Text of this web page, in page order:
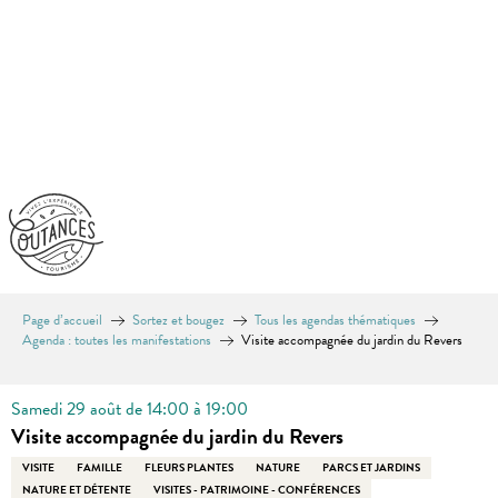
Page d’accueil Sortez et bougez
Tous les agendas thématiques
Agenda : toutes les manifestations
Visite accompagnée du jardin du Revers
Samedi 29 août de 14:00 à 19:00
Visite accompagnée du jardin du Revers
VISITE FAMILLE FLEURS PLANTES NATURE
PARCS ET JARDINS
NATURE ET DÉTENTE
VISITES - PATRIMOINE - CONFÉRENCES